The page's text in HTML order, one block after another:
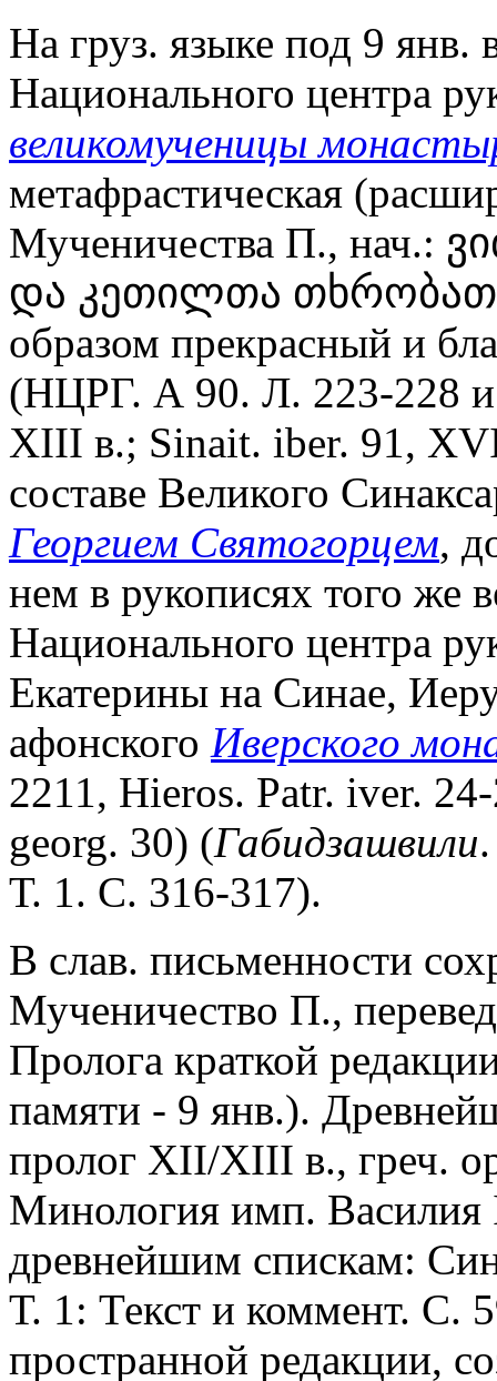
На груз. языке под 9 янв.
Национального центра
великомученицы
метафрастическая
Мученичества П., нач.:
და კეთილთა
образом прекрасный и
(НЦРГ. А 90. Л. 223-228
XIII в.; Sinait. iber. 91,
составе Великого
Георгием Святогорцем,
нем в рукописях того же
Национального центра
Екатерины на Синае,
афонского Иверского
2211, Hieros. Patr. iver.
georg. 30) (Габидзашвили
Т. 1. С. 316-317).
В слав. письменности
Мученичество П.,
Пролога краткой
памяти - 9 янв.).
пролог XII/XIII в., греч.
Минология имп. Василия
древнейшим спискам:
Т. 1: Текст и коммент. С.
пространной редакции,